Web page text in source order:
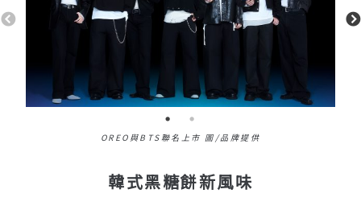
OREO與BTS聯名上市 圖/品牌提供
韓式黑糖餅新風味